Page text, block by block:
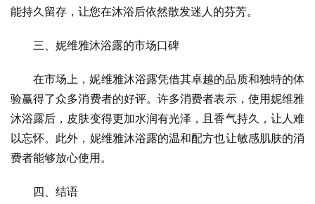
能持久留存，让您在沐浴后依然散发迷人的芬芳。
三、妮维雅沐浴露的市场口碑
在市场上，妮维雅沐浴露凭借其卓越的品质和独特的体
验赢得了众多消费者的好评。许多消费者表示，使用妮维雅
沐浴露后，皮肤变得更加水润有光泽，且香气持久，让人难
以忘怀。此外，妮维雅沐浴露的温和配方也让敏感肌肤的消
费者能够放心使用。
四、结语